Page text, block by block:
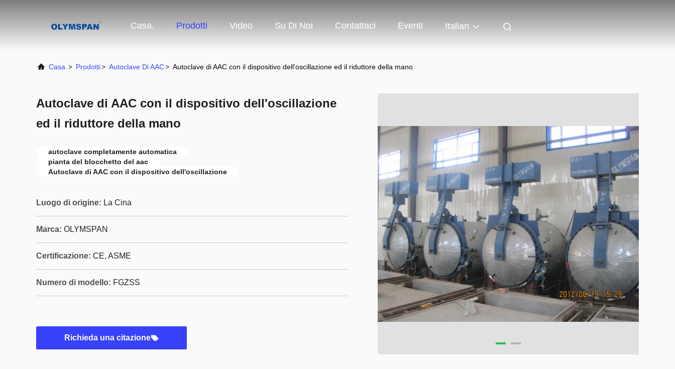
Casa. Prodotti Video Su Di Noi Contattaci Eventi Italian
Casa. > Prodotti> Autoclave Di AAC> Autoclave di AAC con il dispositivo dell'oscillazione ed il riduttore della mano
Autoclave di AAC con il dispositivo dell'oscillazione
ed il riduttore della mano
autoclave completamente automatica
pianta del blocchetto del aac
Autoclave di AAC con il dispositivo dell'oscillazione
Luogo di origine: La Cina
Marca: OLYMSPAN
Certificazione: CE, ASME
Numero di modello: FGZSS
Richieda una citazione